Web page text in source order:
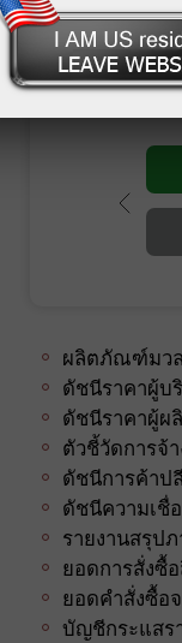
ต่อไปนี้คือ
ผลิตภัณฑ์มวล
ดัชนีราคาผู้บ
ดัชนีราคาผู้ผ
ตัวชี้วัดการจ้
ดัชนีการค้าป
ดัชนีความเชื่
รายงานสรุป
ยอดการสั่งซื้
ยอดคำสั่งซื้อ
บัญชีกระแสร